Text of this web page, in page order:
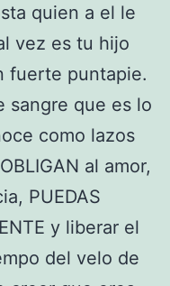
quien a el le
vez es tu hijo
fuerte puntapie.
sangre que es lo
como lazos
al amor,
PUEDAS
y liberar el
del velo de